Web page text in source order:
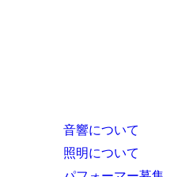
音響について
照明について